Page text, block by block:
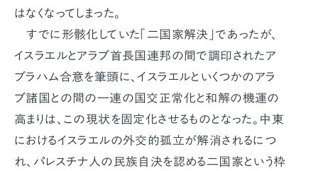
はなくなってしまった。
すでに形骸化していた「二国家解決」であったが、
イスラエルとアラブ首長国連邦の間で調印されたア
ブラハム合意を筆頭に、イスラエルといくつかのアラ
ブ諸国との間の一連の国交正常化と和解の機運の
高まりは、この現状を固定化させるものとなった。中東
におけるイスラエルの外交的孤立が解消されるにつ
れ、パレスチナ人の民族自決を認める二国家という枠